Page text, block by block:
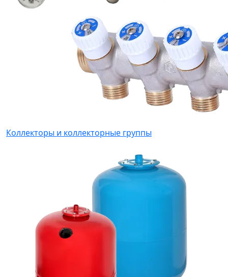
Коллекторы и коллекторные группы